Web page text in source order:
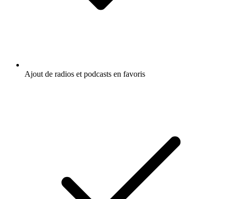
Ajout de radios et podcasts en favoris